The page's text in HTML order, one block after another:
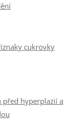
cukrovky
hyperplazií a